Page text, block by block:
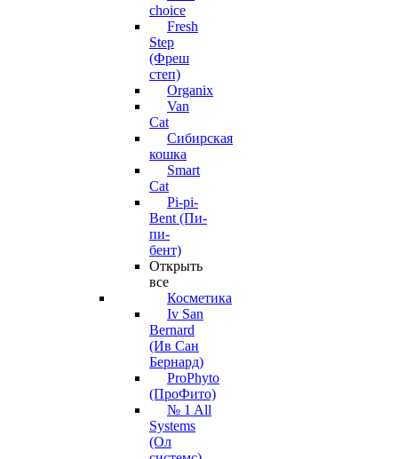
choice
Fresh
Step
(Фреш
степ)
Organix
Van
Cat
Сибирская
кошка
Smart
Cat
Pi-pi-
Bent (Пи-
пи-
бент)
Открыть
все
Косметика
Iv San
Bernard
(Ив Сан
Бернард)
ProPhyto
(ПроФито)
№ 1 All
Systems
(Ол